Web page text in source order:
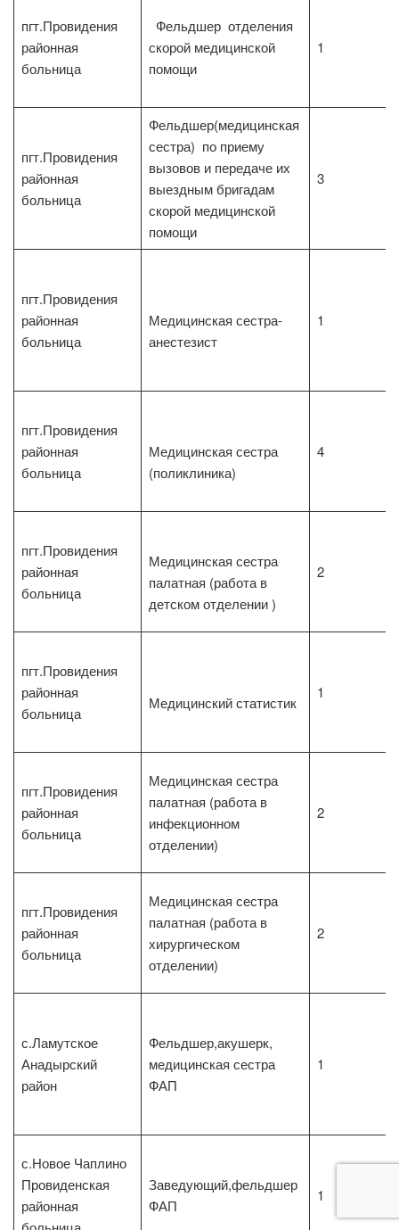
пгт.Провидения
районная
больница
Фельдшер отделения
скорой медицинской
помощи
1
пгт.Провидения
районная
больница
Фельдшер(медицинская
сестра) по приему
вызовов и передаче их
выездным бригадам
скорой медицинской
помощи
3
пгт.Провидения
районная
больница
Медицинская сестра-
анестезист
1
пгт.Провидения
районная
больница
Медицинская сестра
(поликлиника)
4
пгт.Провидения
районная
больница
Медицинская сестра
палатная (работа в
детском отделении )
2
пгт.Провидения
районная
больница
Медицинский статистик
1
пгт.Провидения
районная
больница
Медицинская сестра
палатная (работа в
инфекционном
отделении)
2
пгт.Провидения
районная
больница
Медицинская сестра
палатная (работа в
хирургическом
отделении)
2
с.Ламутское
Анадырский
район
Фельдшер,акушерк,
медицинская сестра
ФАП
1
с.Новое Чаплино
Провиденская
районная
Заведующий,фельдшер
ФАП
1